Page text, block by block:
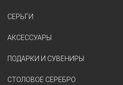
СЕРЬГИ
АКСЕССУАРЫ
ПОДАРКИ И СУВЕНИРЫ
СТОЛОВОЕ СЕРЕБРО